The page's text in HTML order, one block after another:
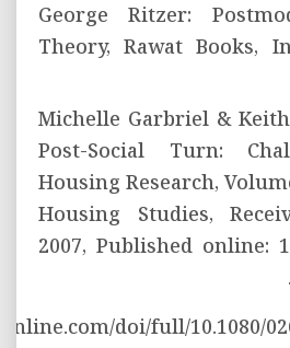
George Ritzer:
Theory, Rawat Books,
Michelle Garbriel & Keith
Post-Social Turn:
Housing Research,
Housing Studies,
2007, Published online:
doi/full/10.1080/